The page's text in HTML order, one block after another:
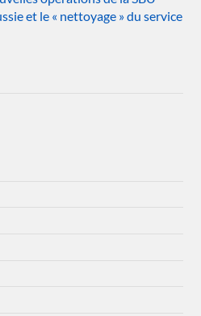
et le « nettoyage » du service